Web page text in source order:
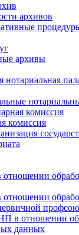
архивов
архивы
нотариальная
комиссия
комиссия
отношении
отношении
в отношении
данных